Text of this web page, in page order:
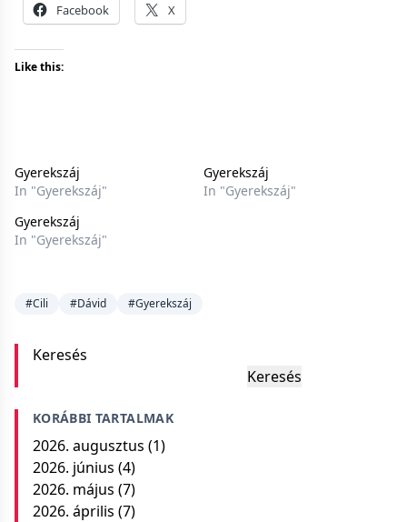
Facebook X
Like this:
Gyerekszáj
In "Gyerekszáj"
Gyerekszáj
In "Gyerekszáj"
Gyerekszáj
In "Gyerekszáj"
#Cili #Dávid #Gyerekszáj
Keresés
Keresés
KORÁBBI TARTALMAK
2026. augusztus (1)
2026. június (4)
2026. május (7)
2026. április (7)